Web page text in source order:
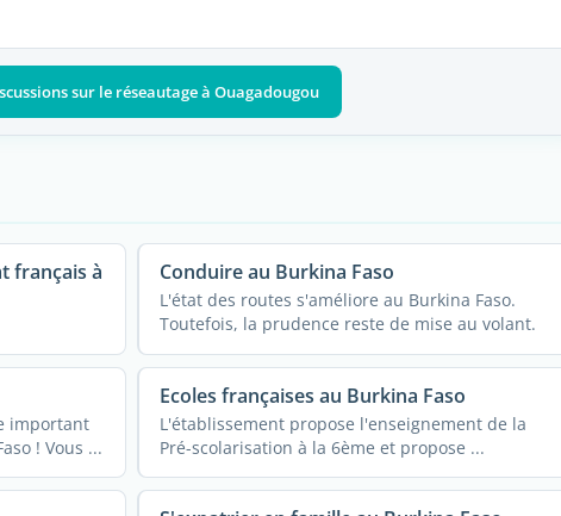
sur le réseautage à Ouagadougou
français à
Conduire au Burkina Faso
L'état des routes s'améliore au Burkina Faso.
Toutefois, la prudence reste de mise au volant.
important
! Vous ...
Ecoles françaises au Burkina Faso
L'établissement propose l'enseignement de la
Pré-scolarisation à la 6ème et propose ...